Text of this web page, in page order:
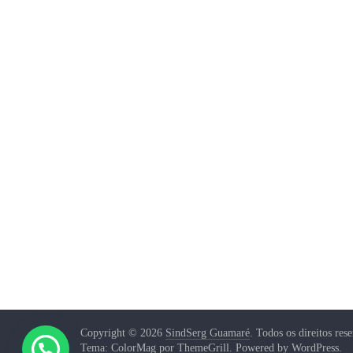
Copyright © 2026 SindSerg Guamaré . Todos os direitos
Tema: ColorMag por ThemeGrill . Powered by WordPress